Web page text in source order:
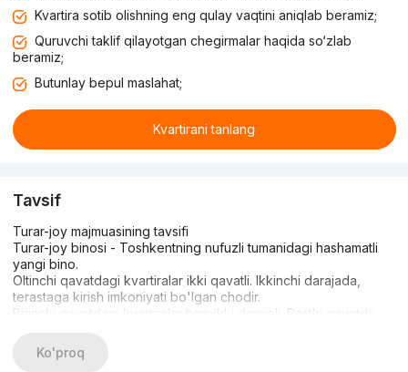
Kvartira sotib olishning eng qulay vaqtini aniqlab beramiz;
Quruvchi taklif qilayotgan chegirmalar haqida so‘zlab
beramiz;
Butunlay bepul maslahat;
Kvartirani tanlang
Tavsif
Turar-joy majmuasining tavsifi
Turar-joy binosi - Toshkentning nufuzli tumanidagi hashamatli
yangi bino.
Oltinchi qavatdagi kvartiralar ikki qavatli. Ikkinchi darajada,
terastaga kirish imkoniyati bo'lgan chodir.
Birinchi qavatdagi kvartiralar ham ikki darajali. Pastki qavatda
Bolalar uchun yorqin dizayndagi o'yin maydonchasi mavjud.
Hovli yopiq to'xtash joyi tufayli mashinalardan xoli bo'ladi.
Ko'proq